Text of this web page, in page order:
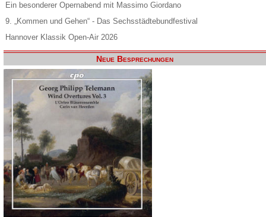
Ein besonderer Opernabend mit Massimo Giordano
9. „Kommen und Gehen“ - Das Sechsstädtebundfestival
Hannover Klassik Open-Air 2026
Neue Besprechungen